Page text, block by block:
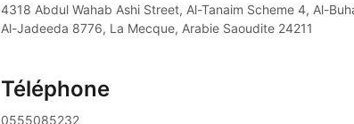
4318 Abdul Wahab Ashi Street, Al-Tanaim Scheme 4, Al-
Al-Jadeeda 8776, La Mecque, Arabie Saoudite 24211
Téléphone
0555085232